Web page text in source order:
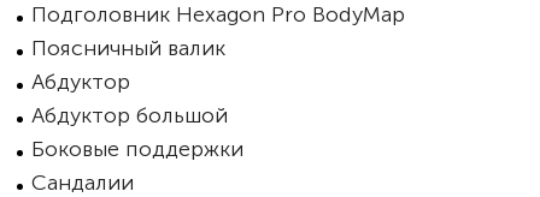
Подголовник Hexagon Pro BodyMap
Поясничный валик
Абдуктор
Абдуктор большой
Боковые поддержки
Сандалии